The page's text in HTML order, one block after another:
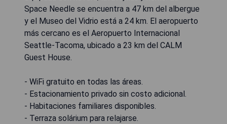
Space Needle se encuentra a 47 km del albergue
y el Museo del Vidrio está a 24 km. El aeropuerto
más cercano es el Aeropuerto Internacional
Seattle-Tacoma, ubicado a 23 km del CALM
Guest House.
- WiFi gratuito en todas las áreas.
- Estacionamiento privado sin costo adicional.
- Habitaciones familiares disponibles.
- Terraza solárium para relajarse.